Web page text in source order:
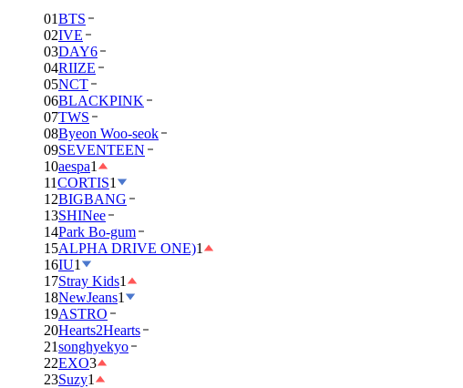
01BTS
02IVE
03DAY6
04RIIZE
05NCT
06BLACKPINK
07TWS
08Byeon Woo-seok
09SEVENTEEN
10aespa1
11CORTIS1
12BIGBANG
13SHINee
14Park Bo-gum
15ALPHA DRIVE ONE)1
16IU1
17Stray Kids1
18NewJeans1
19ASTRO
20Hearts2Hearts
21songhyekyo
22EXO3
23Suzy1